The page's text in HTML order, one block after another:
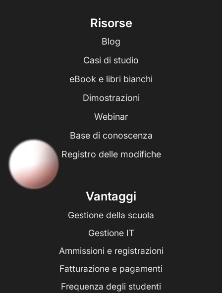
Risorse
Blog
Casi di studio
eBook e libri bianchi
Dimostrazioni
Webinar
Base di conoscenza
Registro delle modifiche
Vantaggi
Gestione della scuola
Gestione IT
Ammissioni e registrazioni
Fatturazione e pagamenti
Frequenza degli studenti